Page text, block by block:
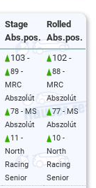
Stage
Abs.pos.
Rolled
Abs.pos.
103 -
89 -
MRC
Abszolút
78 - MS
Abszolút
11 -
North
Racing
Senior
102 -
88 -
MRC
Abszolút
77 - MS
Abszolút
10 -
North
Racing
Senior